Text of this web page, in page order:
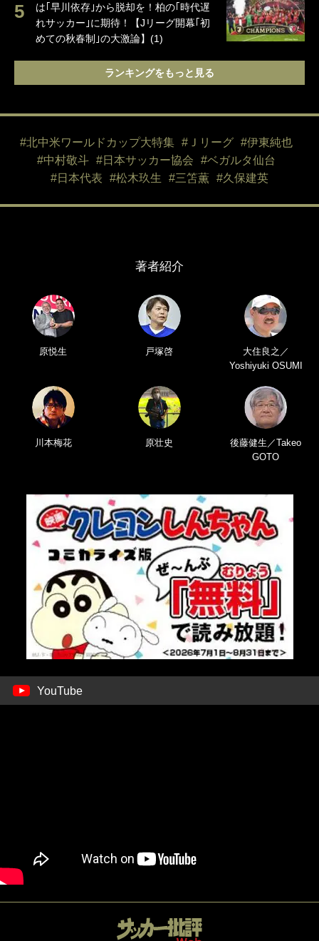
は｢早川依存｣から脱却を！柏の｢時代遅
れサッカー｣に期待！【Jリーグ開幕｢初
めての秋春制｣の大激論】(1)
ランキングをもっと見る
#北中米ワールドカップ大特集 #Ｊリーグ
#伊東純也
#中村敬斗
#日本サッカー協会
#ベガルタ仙台
#日本代表
#松木玖生 #三笘薫 #久保建英
著者紹介
原悦生 戸塚啓
大住良之／
Yoshiyuki OSUMI
川本梅花 原壮史
後藤健生／Takeo
GOTO
YouTube